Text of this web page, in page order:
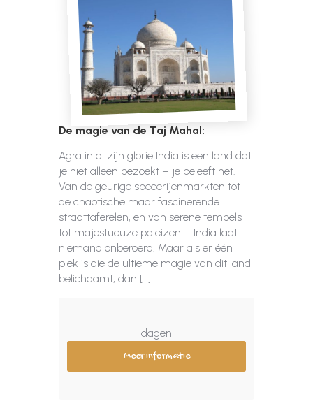
De magie van de Taj Mahal:
Agra in al zijn glorie India is een land dat
je niet alleen bezoekt – je beleeft het.
Van de geurige specerijenmarkten tot
de chaotische maar fascinerende
straattaferelen, en van serene tempels
tot majestueuze paleizen – India laat
niemand onberoerd. Maar als er één
plek is die de ultieme magie van dit land
belichaamt, dan […]
dagen
Meer informatie